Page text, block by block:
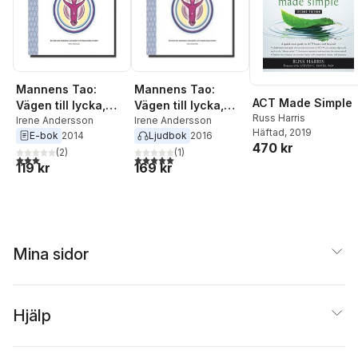
Schlyter,Anna
Svenson,Henry
Tordenström,Tyke
Tykesson
Mannens Tao:
Vägen till lycka,
potens och
livskraft! En bok om
mannens sexualitet
och maskulina
Irene Andersson
E-bok 2014
3,0utav 5 stjärnor. Totalt antal röster:
(2)
119 kr
Mannens Tao:
Vägen till lycka,
potens och
livskraft! En bok om
mannens sexualitet
och maskulina
Irene Andersson
Ljudbok 2016
5,0utav 5 stjärnor. Totalt antal röster:
(1)
169 kr
ACT Made Simple
Russ Harris
Häftad, 2019
470 kr
Mina sidor
Hjälp